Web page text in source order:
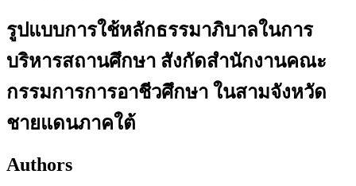
รูปแบบการใช้หลักธรรมาภิบาลในการ
บริหารสถานศึกษา สังกัดสำนักงานคณะ
กรรมการการอาชีวศึกษา ในสามจังหวัด
ชายแดนภาคใต้
Authors